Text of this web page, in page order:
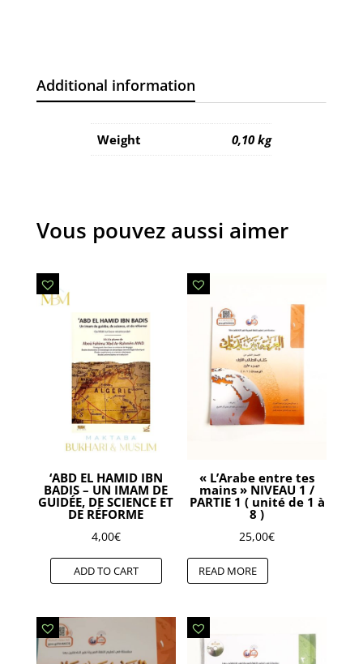
Additional information
Weight 0,10 kg
Vous pouvez aussi aimer
‘ABD EL HAMID IBN
BADIS – UN IMAM DE
GUIDÉE, DE SCIENCE ET
DE RÉFORME
4,00€
ADD TO CART
« L’Arabe entre tes
mains » NIVEAU 1 /
PARTIE 1 ( unité de 1 à
8 )
25,00€
READ MORE